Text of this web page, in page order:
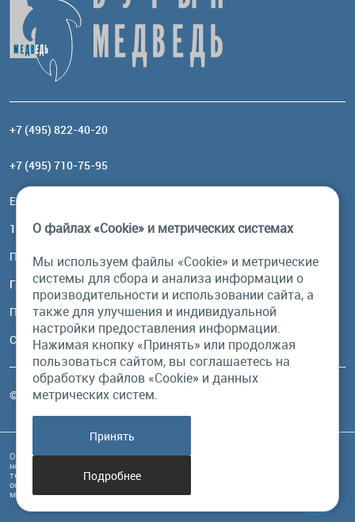
+7 (495) 822-40-20
+7 (495) 710-75-95
Email:
117485, Москва, ул. Профсоюзная, 84/32, корп 1
Посмотреть на карте
График работы
Пн-Пт: с 10:00 до 18:00
Сб, Вс: выходной
© Бурый Медведь MMXXVI. Все права защищены.
Обращаем Ваше внимание на то, что данный интернет-сайт и его содержимое
носит исключительно информационный характер и ни при каких условиях
техническая информация, размещенная на сайте, не являются публичной
офертой, определяемой положениями Статьи 437 Гражданского кодекса РФ, и
может быть изменена в любое время без предупреждения.
О файлах «Cookie» и метрических системах
Мы используем файлы «Cookie» и метрические
системы для сбора и анализа информации о
производительности и использовании сайта, а
также для улучшения и индивидуальной
настройки предоставления информации.
Нажимая кнопку «Принять» или продолжая
пользоваться сайтом, вы соглашаетесь на
обработку файлов «Cookie» и данных
метрических систем.
Принять
Подробнее